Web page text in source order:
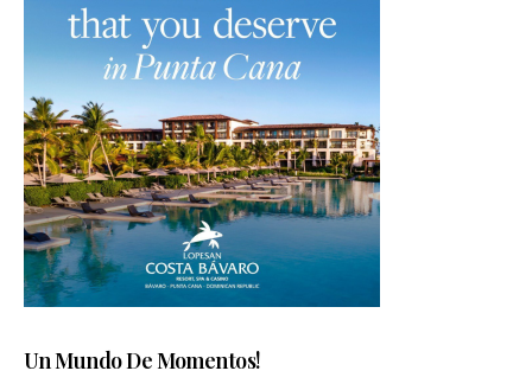
Un Mundo De Momentos!